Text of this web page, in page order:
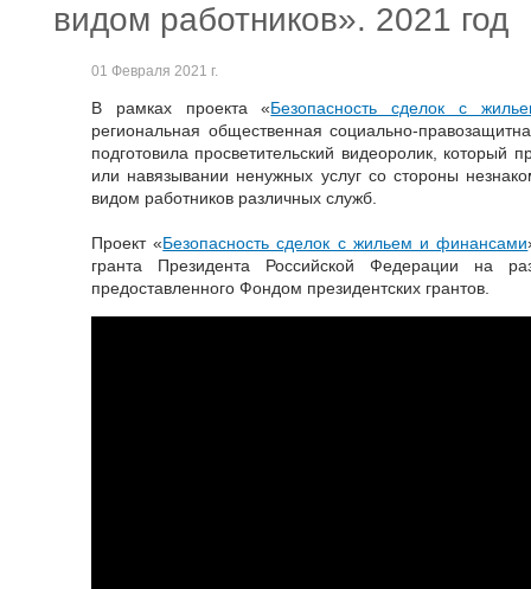
видом работников». 2021 год
01 Февраля 2021 г.
В рамках проекта «Безопасность сделок с
региональная общественная социально-
подготовила просветительский видеоролик, который
или навязывании ненужных услуг со стороны
видом работников различных служб.
Проект «Безопасность сделок с жильем и финансами
гранта Президента Российской Федерации на
предоставленного Фондом президентских грантов.